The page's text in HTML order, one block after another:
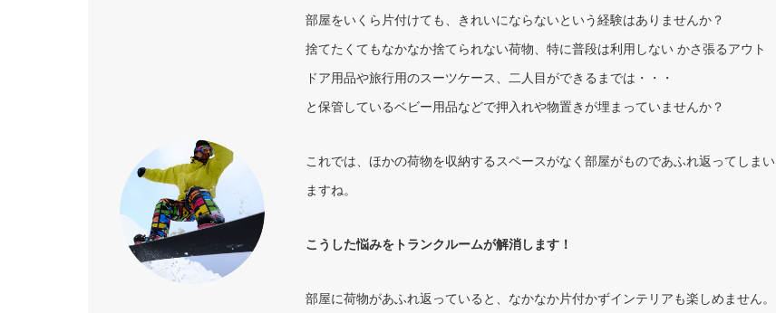
部屋をいくら片付けても、きれいにならないという経験はありませんか？
捨てたくてもなかなか捨てられない荷物、特に普段は利用しない かさ張るアウト
ドア用品や旅行用のスーツケース、二人目ができるまでは・・・
と保管しているベビー用品などで押入れや物置きが埋まっていませんか？
これでは、ほかの荷物を収納するスペースがなく部屋がものであふれ返ってしまい
ますね。
こうした悩みをトランクルームが解消します！
部屋に荷物があふれ返っていると、なかなか片付かずインテリアも楽しめません。